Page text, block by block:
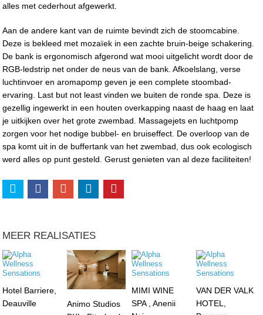
alles met cederhout afgewerkt.
Aan de andere kant van de ruimte bevindt zich de stoomcabine.
Deze is bekleed met mozaïek in een zachte bruin-beige schakering.
De bank is ergonomisch afgerond wat mooi uitgelicht wordt door de
RGB-ledstrip net onder de neus van de bank. Afkoelslang, verse
luchtinvoer en aromapomp geven je een complete stoombad-
ervaring. Last but not least vinden we buiten de ronde spa. Deze is
gezellig ingewerkt in een houten overkapping naast de haag en laat
je uitkijken over het grote zwembad. Massagejets en luchtpomp
zorgen voor het nodige bubbel- en bruiseffect. De overloop van de
spa komt uit in de buffertank van het zwembad, dus ook ecologisch
werd alles op punt gesteld. Gerust genieten van al deze faciliteiten!
MEER REALISATIES
Hotel Barriere,
Deauville
Animo Studios
MIMI WINE
SPA , Anenii
VAN DER VALK
HOTEL,